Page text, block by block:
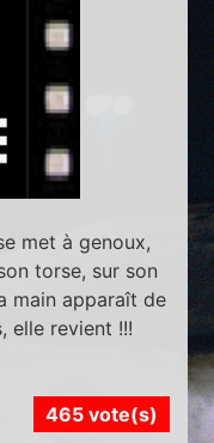
met à genoux,
torse, sur son
main apparaît de
elle revient !!!
465 vote(s)